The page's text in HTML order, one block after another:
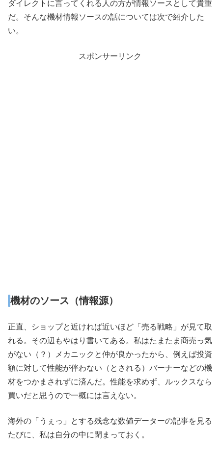
ダイレクトに言ってくれる人の方が情報ソースとして貴重
だ。そんな機材情報ソースの話については次で紹介した
い。
スポンサーリンク
機材のソース（情報源）
正直、ショップと近ければ近いほど「売る戦略」が見て取
れる。その辺もやはり書いてある。私はたまたま商売っ気
がない（？）メカニックと仲が良かったから、例えば投資
額に対して性能が伴わない（とされる）バーナーなどの機
材をつかまされずに済んだ。性能を求めず、ルックスなら
買いだと思うので一概には言えない。
海外の「うぇっ」とする残念な数値データーの記事を見る
たびに、私は自分の中に閉まっておく。